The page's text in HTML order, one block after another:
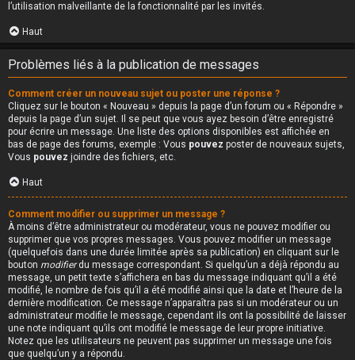
l’utilisation malveillante de la fonctionnalité par les invités.
Haut
Problèmes liés à la publication de messages
Comment créer un nouveau sujet ou poster une réponse ?
Cliquez sur le bouton « Nouveau » depuis la page d’un forum ou « Répondre »
depuis la page d’un sujet. Il se peut que vous ayez besoin d’être enregistré
pour écrire un message. Une liste des options disponibles est affichée en
bas de page des forums, exemple : Vous pouvez poster de nouveaux sujets,
Vous pouvez joindre des fichiers, etc.
Haut
Comment modifier ou supprimer un message ?
À moins d’être administrateur ou modérateur, vous ne pouvez modifier ou
supprimer que vos propres messages. Vous pouvez modifier un message
(quelquefois dans une durée limitée après sa publication) en cliquant sur le
bouton modifierdu message correspondant. Si quelqu’un a déjà répondu au
message, un petit texte s’affichera en bas du message indiquant qu’il a été
modifié, le nombre de fois qu’il a été modifié ainsi que la date et l’heure de la
dernière modification. Ce message n’apparaîtra pas si un modérateur ou un
administrateur modifie le message, cependant ils ont la possibilité de laisser
une note indiquant qu’ils ont modifié le message de leur propre initiative.
Notez que les utilisateurs ne peuvent pas supprimer un message une fois
que quelqu’un y a répondu.